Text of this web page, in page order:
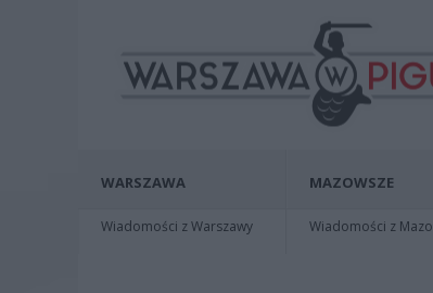
WARSZAWA
Wiadomości z Warszawy
MAZOWSZE
Wiadomości z